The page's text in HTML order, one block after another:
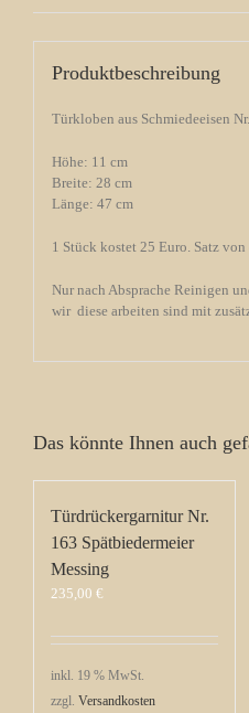
Produktbeschreibung
Türkloben aus Schmiedeeisen
Höhe: 11 cm
Breite: 28 cm
Länge: 47 cm
1 Stück kostet 25 Euro. Satz
Nur nach Absprache Reinigen
wir diese arbeiten sind mit
Das könnte Ihnen auch
Türdrückergarnitur Nr.
163 Spätbiedermeier
Messing
235,00 €
inkl. 19 % MwSt.
zzgl. Versandkosten